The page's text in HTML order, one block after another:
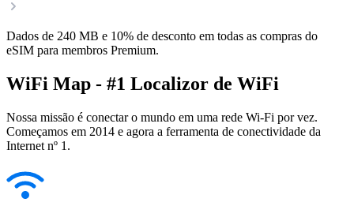
Dados de 240 MB e 10% de desconto em todas as compras do
eSIM para membros Premium.
WiFi Map - #1 Localizor de WiFi
Nossa missão é conectar o mundo em uma rede Wi-Fi por vez.
Começamos em 2014 e agora a ferramenta de conectividade da
Internet nº 1.